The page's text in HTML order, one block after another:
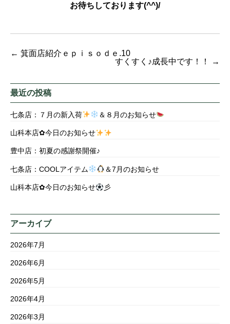
お待ちしております(^^)/
← 箕面店紹介ｅｐｉｓｏｄｅ.10
すくすく♪成長中です！！
→
最近の投稿
七条店：７月の新入荷 ＆８月のお知らせ
山科本店✿今日のお知らせ
豊中店：初夏の感謝祭開催♪
七条店：COOLアイテム ＆7月のお知らせ
山科本店✿今日のお知らせ 彡
アーカイブ
2026年7月
2026年6月
2026年5月
2026年4月
2026年3月